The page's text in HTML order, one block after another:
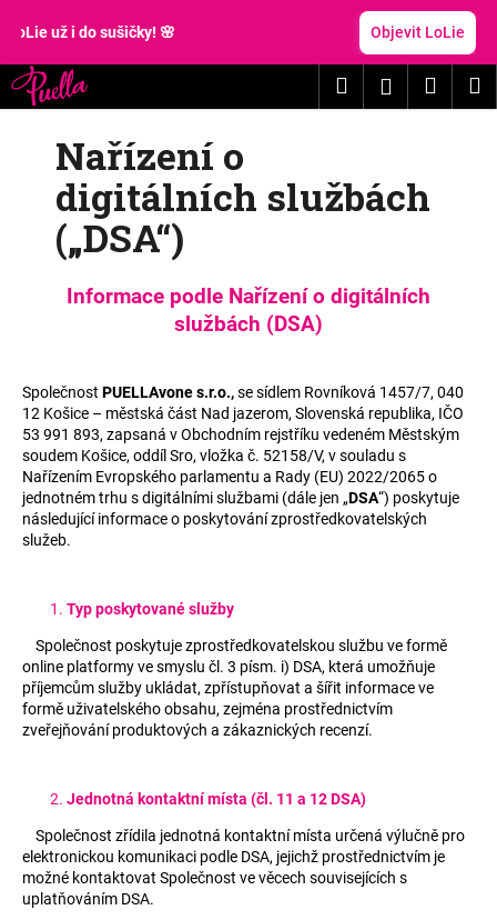
sušičky! 🌸 Objevit LoLie
HledatPřihlášení
Nařízení o
digitálních službách
(„DSA“)
Informace podle Nařízení o digitálních
službách (DSA)
Společnost PUELLAvone s.r.o.,se sídlem Rovníková 1457/7, 040
12 Košice – městská část Nad jazerom, Slovenská republika, IČO
53 991 893, zapsaná v Obchodním rejstříku vedeném Městským
soudem Košice, oddíl Sro, vložka č. 52158/V, v souladu s
Nařízením Evropského parlamentu a Rady (EU) 2022/2065 o
jednotném trhu s digitálními službami (dále jen „DSA“) poskytuje
následující informace o poskytování zprostředkovatelských
služeb.
Typ poskytované služby
Společnost poskytuje zprostředkovatelskou službu ve formě
online platformy ve smyslu čl. 3 písm. i) DSA, která umožňuje
příjemcům služby ukládat, zpřístupňovat a šířit informace ve
formě uživatelského obsahu, zejména prostřednictvím
zveřejňování produktových a zákaznických recenzí.
Jednotná kontaktní místa (čl. 11 a 12 DSA)
Společnost zřídila jednotná kontaktní místa určená výlučně pro
elektronickou komunikaci podle DSA, jejichž prostřednictvím je
možné kontaktovat Společnost ve věcech souvisejících s
uplatňováním DSA.
š
í
C
j
e
t
e
n
a
j
?
D
o
p